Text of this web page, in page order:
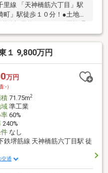
里線 「天神橋筋六丁目」駅
」駅徒歩１０分！●土地面
まで約150ｍ・ライフ本庄
約1100ｍ・大阪市立豊崎本
おおた たくみ）【宅地建
１ 9,800万円
万円
:-）
71.75m2
準工業
60%
240%
なし
鉄堺筋線 天神橋筋六丁目駅 徒
交通